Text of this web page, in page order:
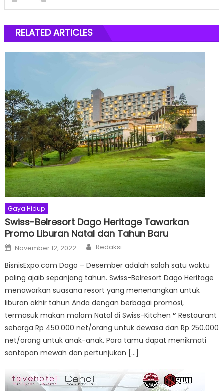
RELATED ARTICLES
Gaya Hidup
Swiss-Belresort Dago Heritage Tawarkan
Promo Liburan Natal dan Tahun Baru
Posted
on
November 12, 2022 Author
Redaksi
BisnisExpo.com Dago – Desember adalah salah satu waktu
paling ajaib sepanjang tahun. Swiss-Belresort Dago Heritage
menawarkan suasana resort yang menenangkan untuk
liburan akhir tahun Anda dengan berbagai promosi,
termasuk makan malam Natal di Swiss-Kitchen™ Restaurant
seharga Rp 450.000 net/orang untuk dewasa dan Rp 250.000
net/orang untuk anak-anak. Para tamu dapat menikmati
santapan mewah dan pertunjukan […]